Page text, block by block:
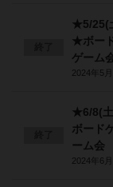
★5/25(
★ボー
ゲーム
2024年5
★6/8(
ボード
ーム会
2024年6